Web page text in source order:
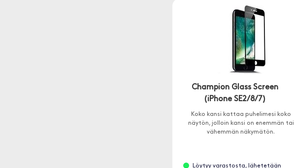
Champion Glass Screen
(iPhone SE2/8/7)
Koko kansi kattaa puhelimesi koko
näytön, jolloin kansi on enemmän tai
vähemmän näkymätön.
Löytyy varastosta, lähetetään